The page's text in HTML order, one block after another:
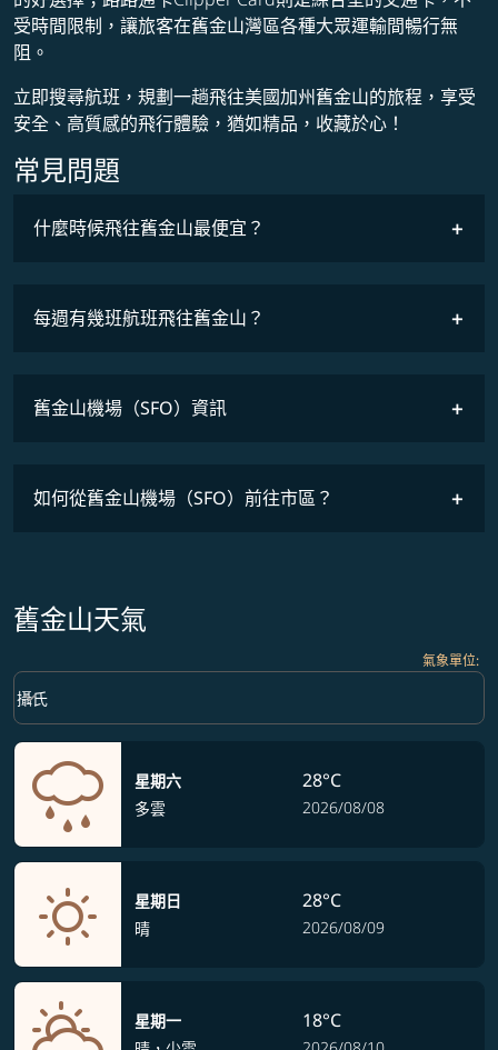
受時間限制，讓旅客在舊金山灣區各種大眾運輸間暢行無
阻。
立即搜尋航班，規劃一趟飛往美國加州舊金山的旅程，享受
安全、高質感的飛行體驗，猶如精品，收藏於心！
常見問題
什麼時候飛往舊金山最便宜？
COSMILE會員
每週有幾班航班飛往舊金山？
舊金山機場（SFO）資訊
如何從舊金山機場（SFO）前往市區？
舊金山天氣
氣象單位:
Weather unit option 攝氏 Selected
攝氏
keyboard_arrow_down
星期六
多雲
28°C
2026/08/08
星期日
晴
28°C
2026/08/09
星期一
18°C